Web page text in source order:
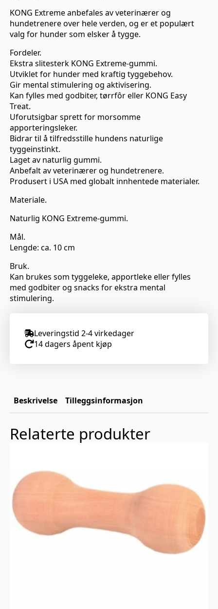
KONG Extreme anbefales av veterinærer og
hundetrenere over hele verden, og er et populært
valg for hunder som elsker å tygge.
Fordeler.
Ekstra slitesterk KONG Extreme-gummi.
Utviklet for hunder med kraftig tyggebehov.
Gir mental stimulering og aktivisering.
Kan fylles med godbiter, tørrfôr eller KONG Easy
Treat.
Uforutsigbar sprett for morsomme
apporteringsleker.
Bidrar til å tilfredsstille hundens naturlige
tyggeinstinkt.
Laget av naturlig gummi.
Anbefalt av veterinærer og hundetrenere.
Produsert i USA med globalt innhentede materialer.
Materiale.
Naturlig KONG Extreme-gummi.
Mål.
Lengde: ca. 10 cm
Bruk.
Kan brukes som tyggeleke, apportleke eller fylles
med godbiter og snacks for ekstra mental
stimulering.
Leveringstid 2-4 virkedager
14 dagers åpent kjøp
Beskrivelse Tilleggsinformasjon
Relaterte produkter